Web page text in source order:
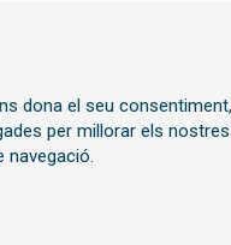
Sitemap | Avís
Transparència
dona el seu
per millorar els
navegació.